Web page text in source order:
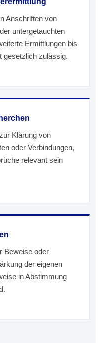
Anschriften von
untergetauchten
Ermittlungen bis
gesetzlich zulässig.
Klärung von
oder Verbindungen,
relevant sein
Beweise oder
der eigenen
in Abstimmung